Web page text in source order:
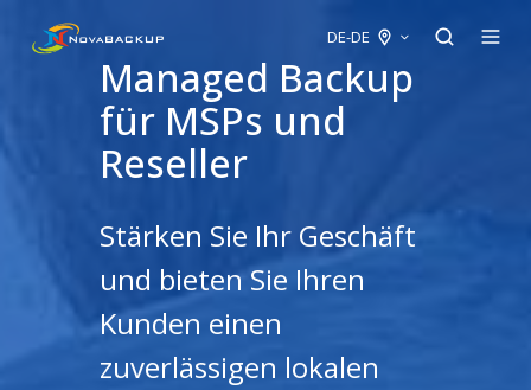
DE-DE
Managed Backup
für MSPs und
Reseller
Stärken Sie Ihr Geschäft
und bieten Sie Ihren
Kunden einen
zuverlässigen lokalen